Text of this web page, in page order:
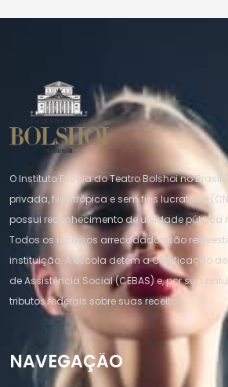
O Instituto Escola do Teatro Bolshoi no
privada, filantrópica e sem fins lucrativos
possui reconhecimento de utilidade pública
Todos os recursos arrecadados são
instituição. A escola detém a Certificação
de Assistência Social (CEBAS) e, por sua
tributos federais sobre suas receitas.
NAVEGAÇÃO